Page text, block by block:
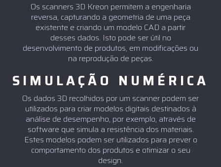
Os scanners 3D Kreon permitem a engenharia
reversa, capturando a geometria de uma peça
existente e criando um modelo CAD a partir
desses dados. Isto pode ser útil no
desenvolvimento de produtos, em modificações ou
na reprodução de peças.
SIMULAÇÃO NUMÉRICA
Os dados 3D recolhidos por um scanner podem ser
utilizados para criar modelos digitais destinados à
análise de desempenho, por exemplo, através de
software que simula a resistência dos materiais.
Estes modelos podem ser utilizados para prever o
comportamento dos produtos e otimizar o seu
design.